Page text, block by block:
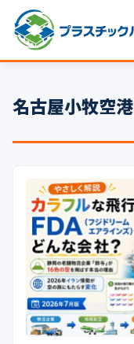
パレットサイズ
プラパレット
コンテナ
中古パレット
再生原料
梱包資材
イラン情勢まとめ
名古屋小牧空港